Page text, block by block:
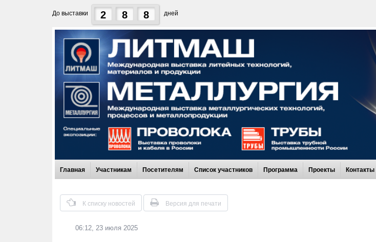
До выставки 2 8 8 дней
Главная Участникам Посетителям Список участников Программа Проекты Контакты
К списку новостей Версия для печати
06:12, 23 июля 2025